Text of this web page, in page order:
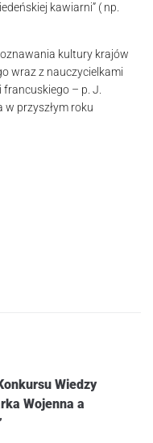
kawiarni” ( np.
kultury krajów
wraz z nauczycielkami
francuskiego – p. J.
w przyszłym roku
Wiedzy
Wojenna a